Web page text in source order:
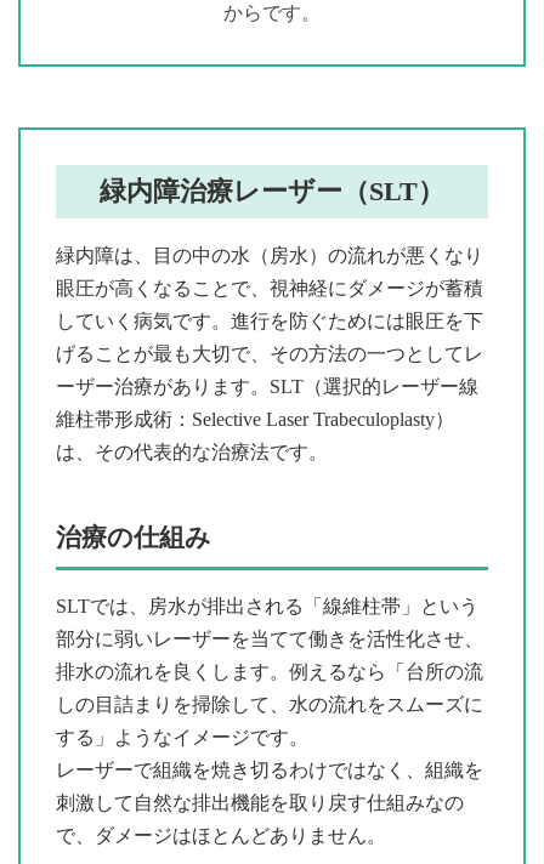
からです。
緑内障治療レーザー（SLT）
緑内障は、目の中の水（房水）の流れが悪くなり
眼圧が高くなることで、視神経にダメージが蓄積
していく病気です。進行を防ぐためには眼圧を下
げることが最も大切で、その方法の一つとしてレ
ーザー治療があります。SLT（選択的レーザー線
維柱帯形成術：Selective Laser Trabeculoplasty）
は、その代表的な治療法です。
治療の仕組み
SLTでは、房水が排出される「線維柱帯」という
部分に弱いレーザーを当てて働きを活性化させ、
排水の流れを良くします。例えるなら「台所の流
しの目詰まりを掃除して、水の流れをスムーズに
する」ようなイメージです。
レーザーで組織を焼き切るわけではなく、組織を
刺激して自然な排出機能を取り戻す仕組みなの
で、ダメージはほとんどありません。